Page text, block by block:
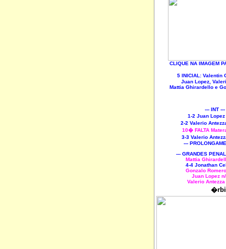
CLIQUE NA IMAGEM
5 INICIAL:
Juan Lopez,
Mattia Ghirardello e
--- INT ---
1-2 Juan
2-2 Valerio
10� FALTA
3-3 Valerio
---
--- GRANDES
Mattia
4-4 Jonathan
Gonzalo Romero
Juan Lopez
Valerio Antezza